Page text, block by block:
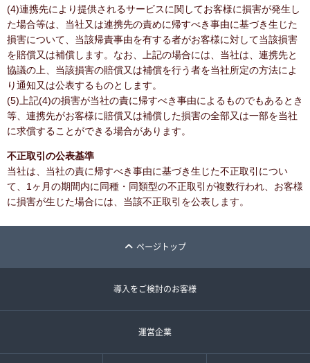
(4)連携先により提供されるサービスに関してお客様に損害が発生し
た場合等は、当社又は連携先の責めに帰すべき事由に基づき生じた
損害について、当該帰責事由を有する者がお客様に対して当該損害
を賠償又は補償します。なお、上記の場合には、当社は、連携先と
協議の上、当該損害の賠償又は補償を行う者を当社所定の方法によ
り通知又は公表するものとします。
(5)上記(4)の損害が当社の責に帰すべき事由によるものでもあるとき
等、連携先がお客様に賠償又は補償した損害の全部又は一部を当社
に求償することができる場合があります。
不正取引の公表基準
当社は、当社の責に帰すべき事由に基づき生じた不正取引につい
て、1ヶ月の期間内に同種・同類型の不正取引が複数行われ、お客様
に損害が生じた場合には、当該不正取引を公表します。
ページトップ
導入をご検討のお客様
運営企業